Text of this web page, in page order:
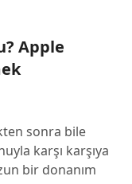
Apple
sonra bile
karşı karşıya
bir donanım